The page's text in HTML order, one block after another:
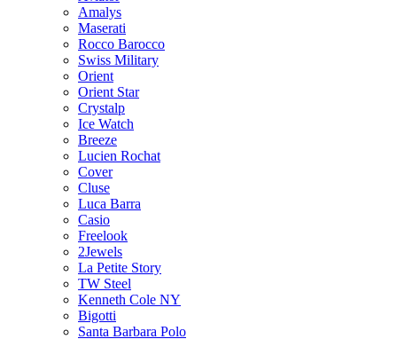
Amalys
Maserati
Rocco Barocco
Swiss Military
Orient
Orient Star
Crystalp
Ice Watch
Breeze
Lucien Rochat
Cover
Cluse
Luca Barra
Casio
Freelook
2Jewels
La Petite Story
TW Steel
Kenneth Cole NY
Bigotti
Santa Barbara Polo